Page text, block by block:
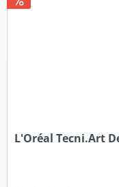
L'Oréal Tecni.Art